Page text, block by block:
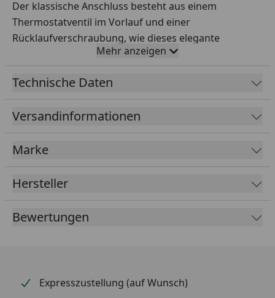
Der klassische Anschluss besteht aus einem
Thermostatventil im Vorlauf und einer
Rücklaufverschraubung, wie dieses elegante
Farbe & Abmessung:
Durchmesser in mm
15 16
Eckform, wenn die Heizungsrohre aus der Wand
kommen
Durchgangsform, wenn die Heizungsrohre aus dem
Mehr anzeigen
Technische Daten
Versandinformationen
Marke
Hersteller
Bewertungen
Expresszustellung (auf Wunsch)